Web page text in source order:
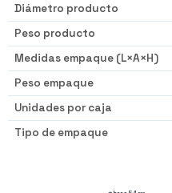
Diámetro producto
Peso producto
Medidas empaque (L×A×H)
Peso empaque
Unidades por caja
Tipo de empaque